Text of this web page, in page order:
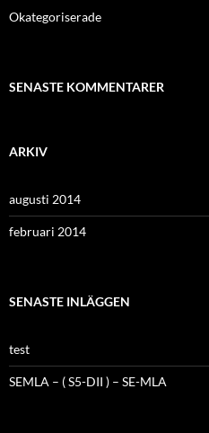
Okategoriserade
SENASTE KOMMENTARER
ARKIV
augusti 2014
februari 2014
SENASTE INLÄGGEN
test
SEMLA – ( S5-DII ) – SE-MLA